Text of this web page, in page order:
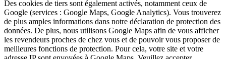
Des cookies de tiers sont également activés, notamment ceux de
Google (services : Google Maps, Google Analytics). Vous trouverez
de plus amples informations dans notre déclaration de protection des
données. De plus, nous utilisons Google Maps afin de vous afficher
les revendeurs proches de chez vous et de pouvoir vous proposer de
meilleures fonctions de protection. Pour cela, votre site et votre